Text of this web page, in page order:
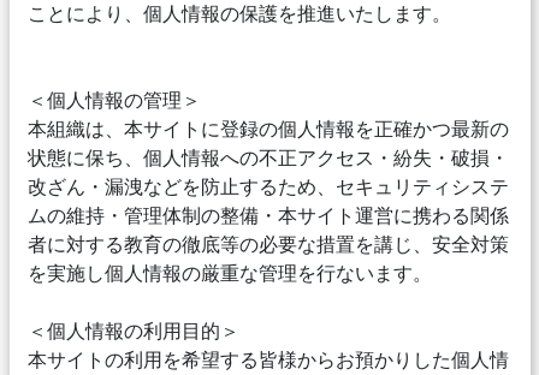
ことにより、個人情報の保護を推進いたします。
＜個人情報の管理＞
本組織は、本サイトに登録の個人情報を正確かつ最新の
状態に保ち、個人情報への不正アクセス・紛失・破損・
改ざん・漏洩などを防止するため、セキュリティシステ
ムの維持・管理体制の整備・本サイト運営に携わる関係
者に対する教育の徹底等の必要な措置を講じ、安全対策
を実施し個人情報の厳重な管理を行ないます。
＜個人情報の利用目的＞
本サイトの利用を希望する皆様からお預かりした個人情